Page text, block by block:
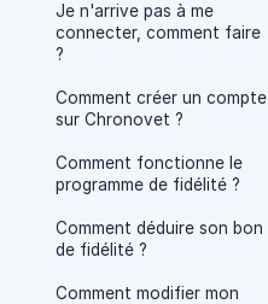
Je n'arrive pas à me
connecter, comment faire
?
Comment créer un compte
sur Chronovet ?
Comment fonctionne le
programme de fidélité ?
Comment déduire son bon
de fidélité ?
Comment modifier mon